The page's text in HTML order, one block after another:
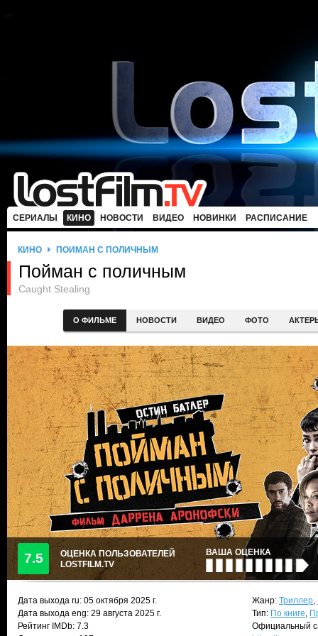
СЕРИАЛЫ КИНО НОВОСТИ ВИДЕО НОВИНКИ РАСПИСАНИЕ
КИНО ПОЙМАН С ПОЛИЧНЫМ
Пойман с поличным
Caught Stealing
О ФИЛЬМЕ НОВОСТИ ВИДЕО ФОТО
7.5
ОЦЕНКА ПОЛЬЗОВАТЕЛЕЙ
LOSTFILM.TV
ВАША ОЦЕНКА
Дата выхода ru: 05 октября 2025 г.
Дата выхода eng: 29 августа 2025 г.
Рейтинг IMDb: 7.3
Жанр: Триллер,
Тип: По книге,
Официальный